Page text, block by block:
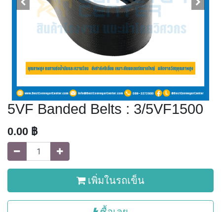
5VF Banded Belts : 3/5VF1500
0.00 ฿
เพิ่มในรถเข็น